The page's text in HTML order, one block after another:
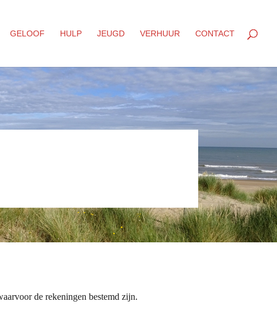
GELOOF HULP JEUGD VERHUUR CONTACT
de rekeningen bestemd zijn.